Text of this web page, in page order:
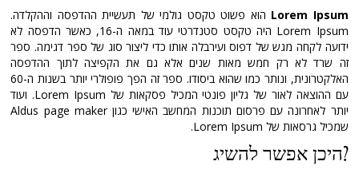
Lorem Ipsum הוא פשוט טקסט גולמי של תעשיית ההדפסה וההקלדה.
Lorem Ipsum היה טקסט סטנדרטי עוד במאה ה-16, כאשר הדפסה לא
ידועה לקחה מגש של דפוס ועירבלה אותו כדי ליצור סוג של ספר דגימה. ספר
זה שרד לא רק חמש מאות שנים אלא גם את הקפיצה לתוך ההדפסה
האלקטרונית, ונותר כמו שהוא ביסודו. ספר זה הפך פופולרי יותר בשנות ה-60
עם ההוצאה לאור של גליון פונטי המכיל פסקאות של Lorem Ipsum. ועוד
יותר לאחרונה עם פרסום תוכנות המחשב האישי כגון Aldus page maker
שמכיל גרסאות של Lorem Ipsum.
היכן אפשר להשיג?